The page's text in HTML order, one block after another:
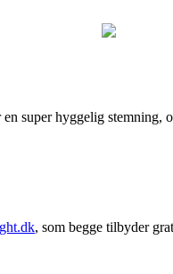
hyggelig stemning,
, som begge tilbyder